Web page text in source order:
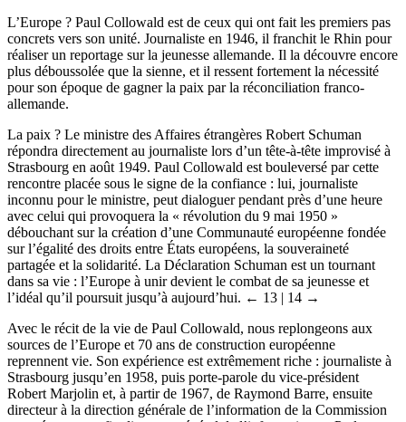
L’Europe ? Paul Collowald est de ceux qui ont fait les premiers pas
concrets vers son unité. Journaliste en 1946, il franchit le Rhin pour
réaliser un reportage sur la jeunesse allemande. Il la découvre encore
plus déboussolée que la sienne, et il ressent fortement la nécessité
pour son époque de gagner la paix par la réconciliation franco-
allemande.
La paix ? Le ministre des Affaires étrangères Robert Schuman
répondra directement au journaliste lors d’un tête-à-tête improvisé à
Strasbourg en août 1949. Paul Collowald est bouleversé par cette
rencontre placée sous le signe de la confiance : lui, journaliste
inconnu pour le ministre, peut dialoguer pendant près d’une heure
avec celui qui provoquera la « révolution du 9 mai 1950 »
débouchant sur la création d’une Communauté européenne fondée
sur l’égalité des droits entre États européens, la souveraineté
partagée et la solidarité. La Déclaration Schuman est un tournant
dans sa vie : l’Europe à unir devient le combat de sa jeunesse et
l’idéal qu’il poursuit jusqu’à aujourd’hui. ← 13 | 14 →
Avec le récit de la vie de Paul Collowald, nous replongeons aux
sources de l’Europe et 70 ans de construction européenne
reprennent vie. Son expérience est extrêmement riche : journaliste à
Strasbourg jusqu’en 1958, puis porte-parole du vice-président
Robert Marjolin et, à partir de 1967, de Raymond Barre, ensuite
directeur à la direction générale de l’information de la Commission